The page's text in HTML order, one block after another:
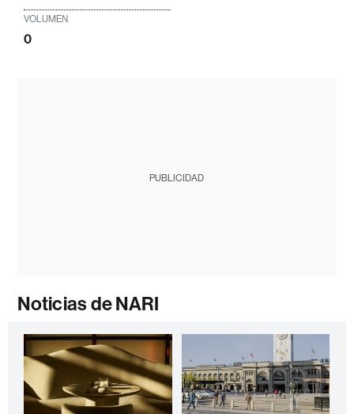
VOLUMEN
0
PUBLICIDAD
Noticias de NARI